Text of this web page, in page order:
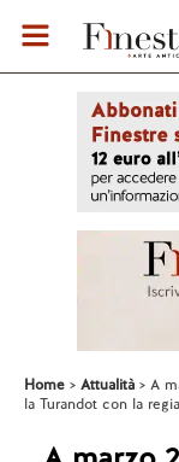
Home Attualità
A
la Turandot con la